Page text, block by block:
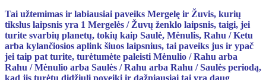
Tai užtemimas ir labiausiai paveiks Mergelę ir Žuvis, kurių
tikslus laipsnis yra 1 Mergelės / Žuvų ženklo laipsnis, taigi, jei
turite svarbių planetų, tokių kaip Saulė, Mėnulis, Rahu / Ketu
arba kylančiosios aplink šiuos laipsnius, tai paveiks jus ir ypač
jei taip pat turite, turėtumėte paleisti Mėnulio / Rahu arba
Rahu / Mėnulio arba Saulės / Rahu arba Rahu / Saulės periodą,